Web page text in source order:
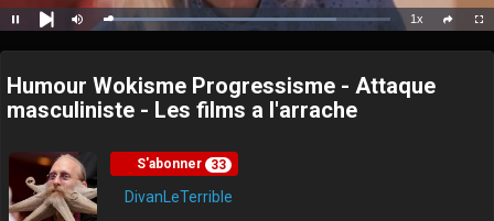
Pause
Next
Mute Loaded:
81.12%
1xPlayback
Rate
Humour Wokisme Progressisme - Attaque
masculiniste - Les films a l'arrache
S'abonner 33
DivanLeTerrible